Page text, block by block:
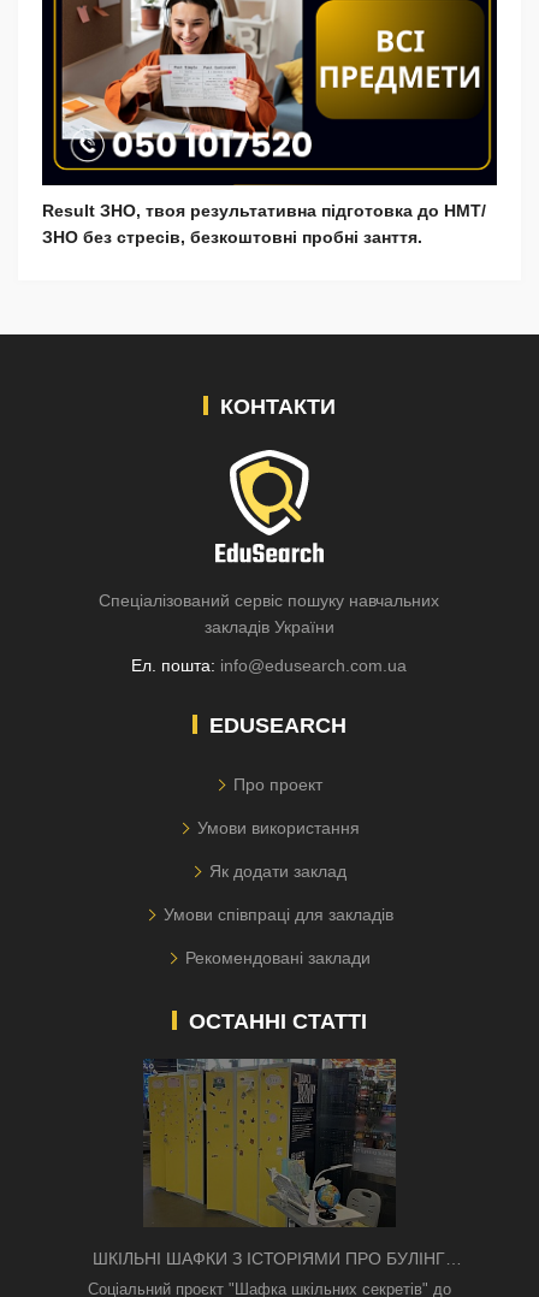
Result ЗНО, твоя результативна підготовка до НМТ/
ЗНО без стресів, безкоштовні пробні занття.
КОНТАКТИ
Спеціалізований сервіс пошуку навчальних
закладів України
Ел. пошта: info@edusearch.com.ua
EDUSEARCH
Про проект
Умови використання
Як додати заклад
Умови співпраці для закладів
Рекомендовані заклади
ОСТАННІ СТАТТІ
ШКІЛЬНІ ШАФКИ З ІСТОРІЯМИ ПРО БУЛІНГ
З'ЯВИЛИСЯ В КИЄВІ
Соціальний проєкт "Шафка шкільних секретів" до